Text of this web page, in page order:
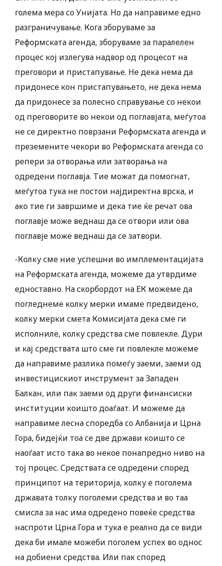
голема мера со Унијата. Но да направиме едно
разграничување. Кога зборуваме за
Реформската агенда, зборуваме за паралелен
процес кој излегува надвор од процесот на
преговори и пристапување. Не дека нема да
придонесе кон пристапувањето, не дека нема
да придонесе за полесно справување со некои
од преговорите во некои од поглавјата, меѓутоа
не се директно поврзани Реформската агенда и
преземените чекори во Реформската агенда со
репери за отворања или затворања на
одредени поглавја. Тие можат да помогнат,
меѓутоа тука не постои најдиректна врска, и
ако тие ги завршиме и дека тие ќе речат ова
поглавје може веднаш да се отвори или ова
поглавје може веднаш да се затвори.
-Колку сме ние успешни во имплементацијата
на Реформската агенда, можеме да утврдиме
едноставно. На скорбордот на ЕК можеме да
погледнеме колку мерки имаме предвидено,
колку мерки смета Комисијата дека сме ги
исполниле, колку средства сме повлекле. Дури
и кај средствата што сме ги повлекле можеме
да направиме разлика помеѓу заеми, заеми од
инвестицискиот инструмент за Западен
Балкан, или пак заеми од други финансиски
институции коишто доаѓаат. И можеме да
направиме лесна споредба со Албанија и Црна
Гора, бидејќи тоа се две држави коишто се
наоѓаат исто така во некое понапредно ниво на
тој процес. Средствата се одредени според
принципот на територија, колку е поголема
државата толку поголеми средства и во таа
смисла за нас има одредено повеќе средства
наспроти Црна Гора и тука е реално да се види
дека би имале можеби поголем успех во однос
на добиени средства. Или пак според